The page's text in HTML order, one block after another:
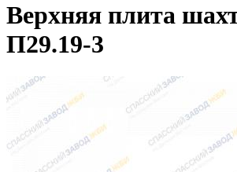
Верхняя плита
П29.19-3